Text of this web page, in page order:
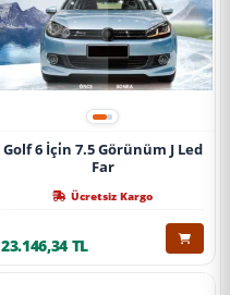
Golf 6 İçi̇n 7.5 Görünüm J Led
Far
Ücretsiz Kargo
23.146,34 TL